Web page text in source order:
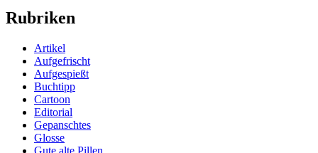
Rubriken
Artikel
Aufgefrischt
Aufgespießt
Buchtipp
Cartoon
Editorial
Gepanschtes
Glosse
Gute alte Pillen